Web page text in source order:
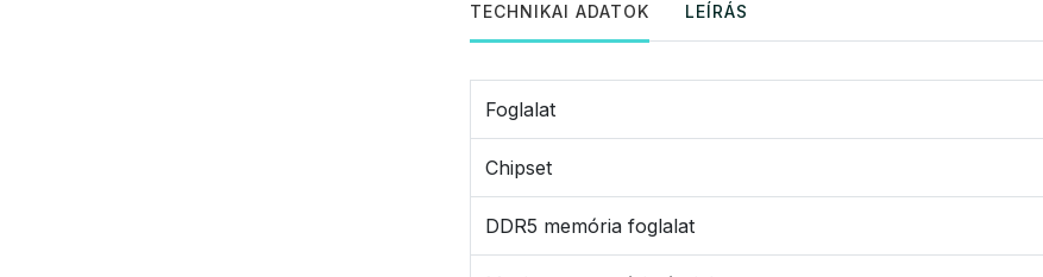
TECHNIKAI ADATOK LEÍRÁS
Foglalat
Chipset
DDR5 memória foglalat